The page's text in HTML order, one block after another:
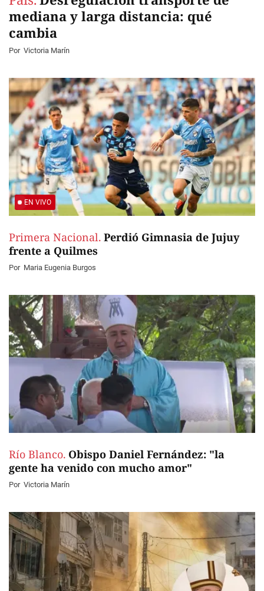
mediana y larga distancia: qué
cambia
Por Victoria Marín
EN VIVO
Primera Nacional. Perdió Gimnasia de Jujuy
frente a Quilmes
Por Maria Eugenia Burgos
Río Blanco. Obispo Daniel Fernández: "la
gente ha venido con mucho amor"
Por Victoria Marín